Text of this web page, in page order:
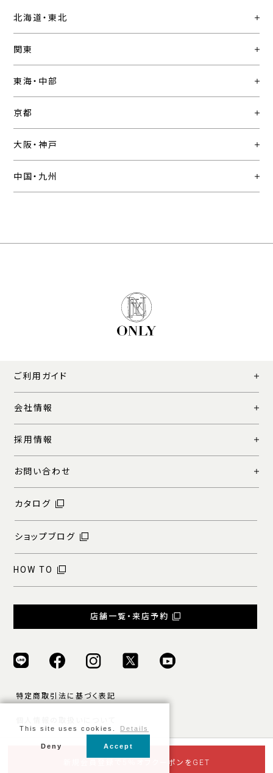
新規会員登録で5％オフクーポンをGET
北海道・東北
関東
東海・中部
京都
大阪・神戸
中国・九州
ご利用ガイド
会社情報
採用情報
お問い合わせ
カタログ
ショップブログ
HOW TO
店舗一覧・来店予約
特定商取引法に基づく表記
ご利用規約
This site uses cookies. Details
Deny Accept